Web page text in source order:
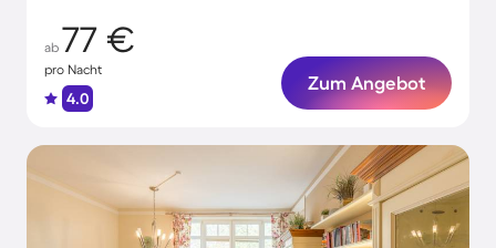
ab 77 €
pro Nacht
4.0
Zum Angebot